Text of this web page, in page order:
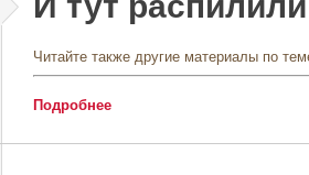
Читайте также другие материалы по
Подробнее